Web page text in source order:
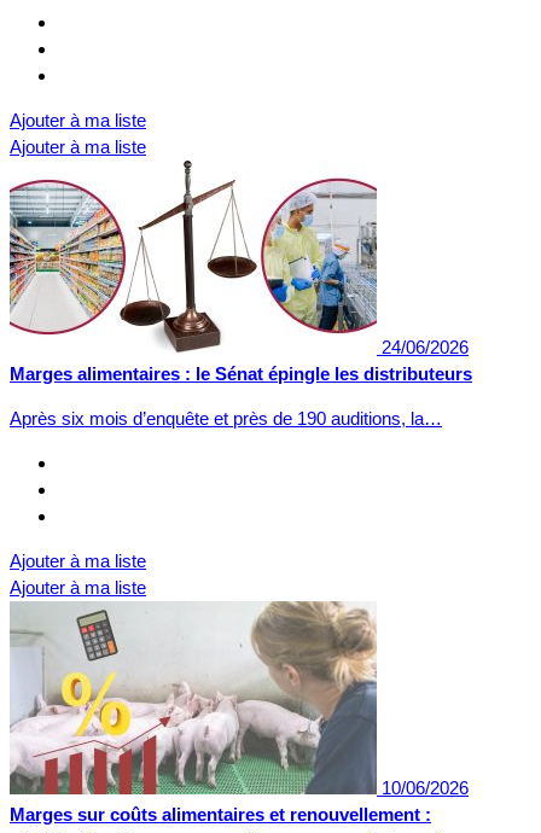
Ajouter à ma liste
Ajouter à ma liste
24/06/2026
Marges alimentaires : le Sénat épingle les distributeurs
Après six mois d’enquête et près de 190 auditions, la…
Ajouter à ma liste
Ajouter à ma liste
10/06/2026
Marges sur coûts alimentaires et renouvellement :